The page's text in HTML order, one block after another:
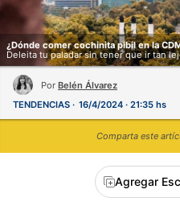
¿Dónde comer cochinita pibil en la
Deleita tu paladar sin tener que ir tan
Por Belén Álvarez
TENDENCIAS
16/4/2024 · 21:35 hs
Comparta este
Agregar